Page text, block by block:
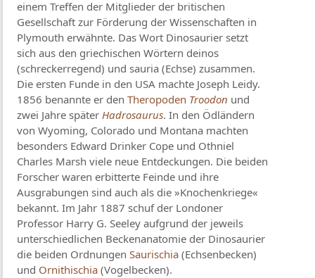
einem Treffen der Mitglieder der britischen
Gesellschaft zur Förderung der Wissenschaften in
Plymouth erwähnte. Das Wort Dinosaurier setzt
sich aus den griechischen Wörtern deinos
(schreckerregend) und sauria (Echse) zusammen.
Die ersten Funde in den USA machte Joseph Leidy.
1856 benannte er denTheropoden Troodon und
zwei Jahre späterHadrosaurus. In den Ödländern
von Wyoming, Colorado und Montana machten
besonders Edward Drinker Cope und Othniel
Charles Marsh viele neue Entdeckungen. Die beiden
Forscher waren erbitterte Feinde und ihre
Ausgrabungen sind auch als die »Knochenkriege«
bekannt. Im Jahr 1887 schuf der Londoner
Professor Harry G. Seeley aufgrund der jeweils
unterschiedlichen Beckenanatomie der Dinosaurier
die beiden OrdnungenSaurischia (Echsenbecken)
und Ornithischia (Vogelbecken).